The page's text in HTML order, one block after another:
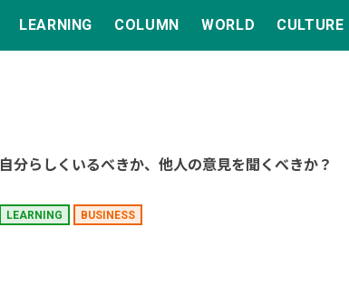
LEARNING COLUMN WORLD CULTURE
自分らしくいるべきか、他人の意見を聞くべきか？
LEARNING BUSINESS